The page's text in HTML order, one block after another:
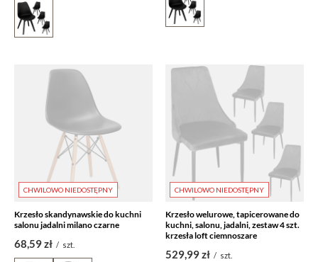
CHWILOWO NIEDOSTĘPNY
Krzesło skandynawskie do kuchni
salonu jadalni milano czarne
68,59 zł / szt.
CHWILOWO NIEDOSTĘPNY
Krzesło welurowe, tapicerowane do
kuchni, salonu, jadalni, zestaw 4 szt.
krzesła loft ciemnoszare
529,99 zł / szt.